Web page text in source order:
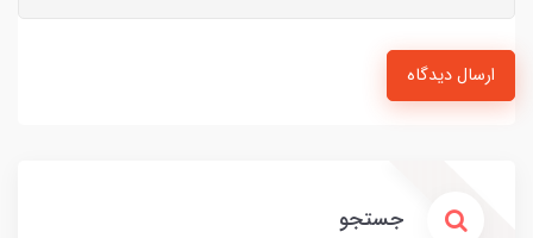
ارسال دیدگاه
جستجو